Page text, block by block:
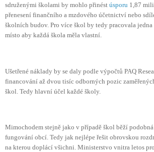
sdruženými školami by mohlo přinést úsporu 1,87
přenesení finančního a mzdového účetnictví nebo
školních budov. Pro více škol by tedy pracovala jedna
místo aby každá škola měla vlastní.
Ušetřené náklady by se daly podle výpočtů PAQ
financování až dvou tisíc odborných pozic
škol. Tedy hlavní účel každé školy.
Mimochodem stejně jako v případě škol běží
fungování obcí. Tedy jak nejlépe řešit obrovskou
na kterou doplácí všichni. Ministerstvo vnitra letos